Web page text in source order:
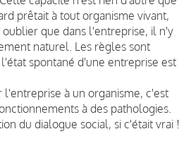
prêtait à tout organisme vivant,
oublier que dans l'entreprise, il n'y
naturel. Les règles sont
spontané d'une entreprise est
l'entreprise à un organisme, c'est
à des pathologies.
du dialogue social, si c'était vrai !